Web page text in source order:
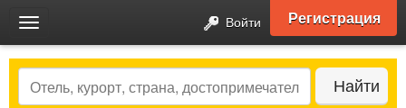
Toggle
navigation
Войти Регистрация
Search Найти